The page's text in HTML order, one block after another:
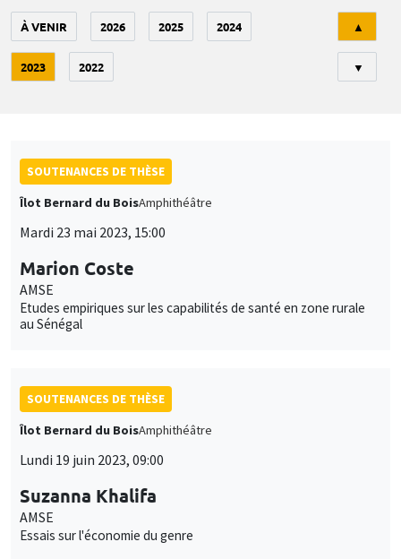
À VENIR 2026 2025 2024
2023 2022
▲
▼
SOUTENANCES DE THÈSE
Îlot Bernard du BoisAmphithéâtre
Mardi 23 mai 2023, 15:00
Marion Coste
AMSE
Etudes empiriques sur les capabilités de santé en zone rurale
au Sénégal
SOUTENANCES DE THÈSE
Îlot Bernard du BoisAmphithéâtre
Lundi 19 juin 2023, 09:00
Suzanna Khalifa
AMSE
Essais sur l'économie du genre